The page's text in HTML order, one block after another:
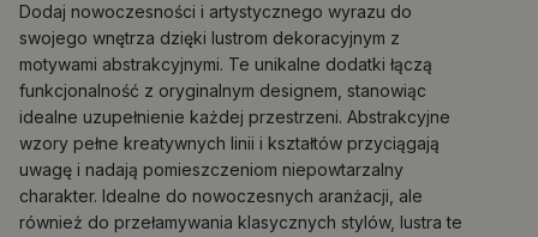
Dodaj nowoczesności i artystycznego wyrazu do
swojego wnętrza dzięki lustrom dekoracyjnym z
motywami abstrakcyjnymi. Te unikalne dodatki łączą
funkcjonalność z oryginalnym designem, stanowiąc
idealne uzupełnienie każdej przestrzeni. Abstrakcyjne
wzory pełne kreatywnych linii i kształtów przyciągają
uwagę i nadają pomieszczeniom niepowtarzalny
charakter. Idealne do nowoczesnych aranżacji, ale
również do przełamywania klasycznych stylów, lustra te